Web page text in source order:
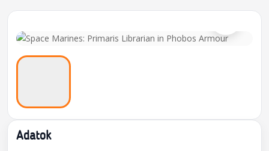
⌕
Adatok